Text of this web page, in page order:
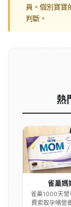
員。個別寶寶
判斷。
熱
雀巢媽
雀巢1000天營
費索取孕哺營